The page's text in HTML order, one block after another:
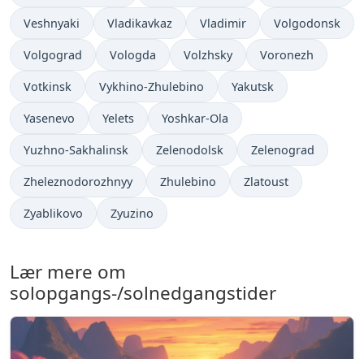
Veshnyaki Vladikavkaz Vladimir Volgodonsk
Volgograd Vologda Volzhsky Voronezh
Votkinsk Vykhino-Zhulebino Yakutsk
Yasenevo Yelets Yoshkar-Ola
Yuzhno-Sakhalinsk Zelenodolsk Zelenograd
Zheleznodorozhnyy Zhulebino Zlatoust
Zyablikovo Zyuzino
Lær mere om
solopgangs-/solnedgangstider